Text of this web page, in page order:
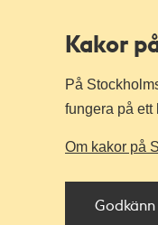
Kakor
På
fungera på ett
Om kakor på